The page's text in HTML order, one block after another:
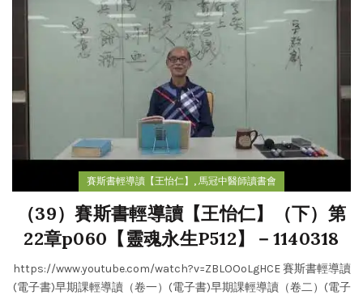
賽斯書輕導讀【王怡仁】 , 馬冠中醫師讀書會
（39）賽斯書輕導讀【王怡仁】（下）第
22章p060【靈魂永生P512】－1140318
https://www.youtube.com/watch?v=ZBLOOoLgHCE 賽斯書輕導讀
(電子書)早期課輕導讀（卷一）(電子書)早期課輕導讀（卷二）(電子